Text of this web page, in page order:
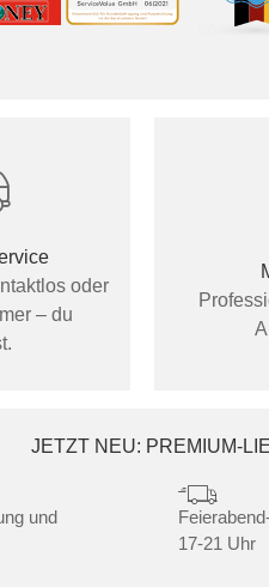
oder
– du
JETZT NEU: PREMIUM-
und
17-21 Uhr